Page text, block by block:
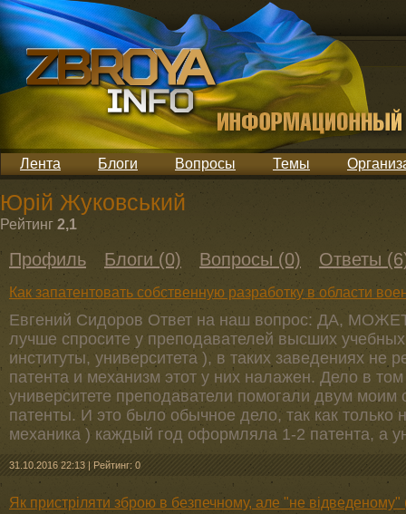
Лента Блоги Вопросы Темы
Юрій Жуковський
Рейтинг 2,1
Профиль Блоги (0) Вопросы (0) Ответы
Как запатентовать собственную разработку в области
Евгений Сидоров Ответ на наш вопрос: ДА,
лучше спросите у преподавателей высших
институты, университета ), в таких заведениях не
патента и механизм этот у них налажен. Дело в том
университете преподаватели помогали двум
патенты. И это было обычное дело, так как
механика ) каждый год оформляла 1-2 патента, а
31.10.2016 22:13 | Рейтинг: 0
Як пристріляти зброю в безпечному, але "не відведеному"